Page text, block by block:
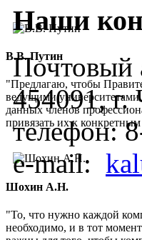
В.В. Путин
"Предлагаю, чтобы
ведущими университетами
данных членов
привязать их к
Шохин А.Н.
"То, что нужно каждой
необходимо, и в тот
Наши
Почтовый
454091,
телефон:
e-mail: